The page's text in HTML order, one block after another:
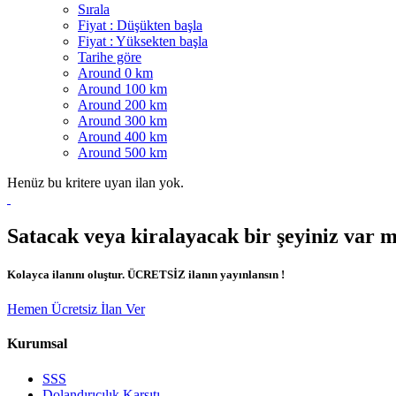
Sırala
Fiyat : Düşükten başla
Fiyat : Yüksekten başla
Tarihe göre
Around 0 km
Around 100 km
Around 200 km
Around 300 km
Around 400 km
Around 500 km
Henüz bu kritere uyan ilan yok.
Satacak veya kiralayacak bir şeyiniz var
Kolayca ilanını oluştur. ÜCRETSİZ ilanın yayınlansın !
Hemen Ücretsiz İlan Ver
Kurumsal
SSS